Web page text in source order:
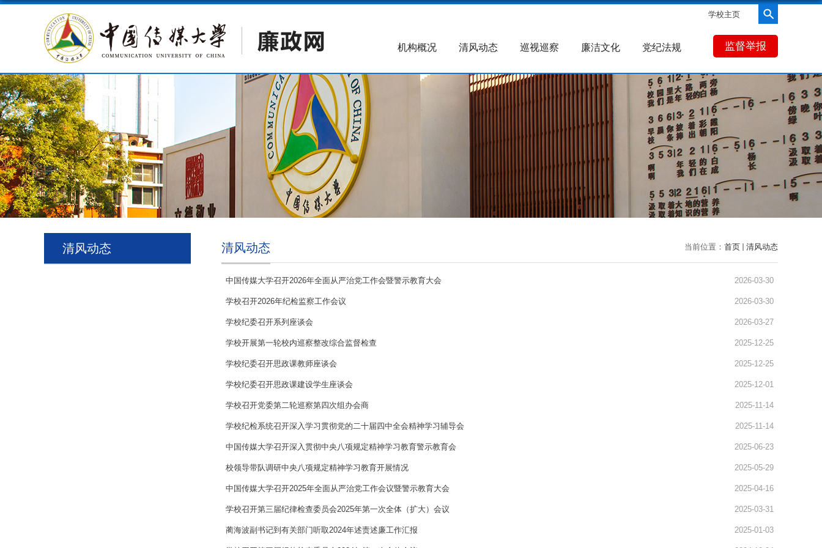
学校主页
机构概况 清风动态 巡视巡察 廉洁文化 党纪法规 监督举报
清风动态 当前位置： 首页 清风动态
清风动态
中国传媒大学召开2026年全面从严治党工作会暨警示教育大会 2026-03-30
学校召开2026年纪检监察工作会议 2026-03-30
学校纪委召开系列座谈会 2026-03-27
学校开展第一轮校内巡察整改综合监督检查 2025-12-25
学校纪委召开思政课教师座谈会 2025-12-25
学校纪委召开思政课建设学生座谈会 2025-12-01
学校召开党委第二轮巡察第四次组办会商 2025-11-14
学校纪检系统召开深入学习贯彻党的二十届四中全会精神学习辅导会 2025-11-14
中国传媒大学召开深入贯彻中央八项规定精神学习教育警示教育会 2025-06-23
校领导带队调研中央八项规定精神学习教育开展情况 2025-05-29
中国传媒大学召开2025年全面从严治党工作会议暨警示教育大会 2025-04-16
学校召开第三届纪律检查委员会2025年第一次全体（扩大）会议 2025-03-31
蔺海波副书记到有关部门听取2024年述责述廉工作汇报 2025-01-03